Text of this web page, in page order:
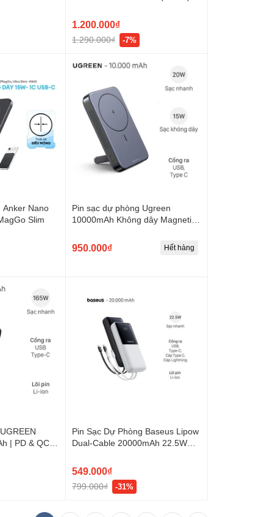
1.200.000₫
1.290.000₫ -7%
Anker Nano
Slim
Pin sạc dự phòng Ugreen
10000mAh Không dây Magnetic
950.000₫ Hết hàng
| PD & QC
Pin Sạc Dự Phòng Baseus Lipow
Dual-Cable 20000mAh 22.5W
0.2m)
549.000₫
799.000₫ -31%